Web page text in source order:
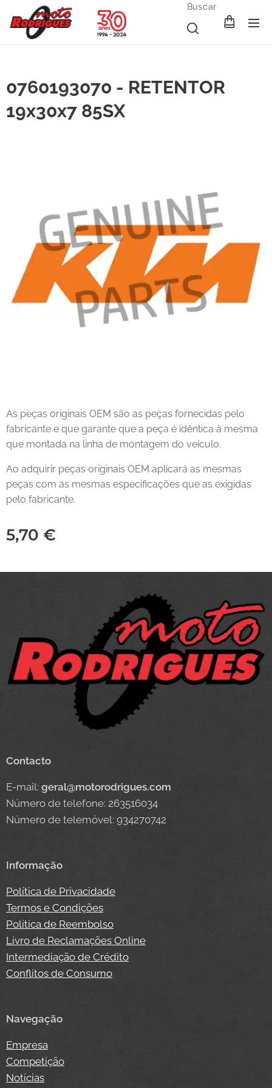
Buscar
0760193070 - RETENTOR
19x30x7 85SX
As peças originais OEM são as peças fornecidas pelo
fabricante e que garante que a peça é idêntica à mesma
que montada na linha de montagem do veículo.
Ao adquirir peças originais OEM aplicará as mesmas
peças com as mesmas especificações que as exigidas
pelo fabricante.
5,70 €
Contacto
E-mail: geral@motorodrigues.com
Número de telefone: 263516034
Número de telemóvel: 934270742
Informação
Política de Privacidade
Termos e Condições
Política de Reembolso
Livro de Reclamações Online
Intermediação de Crédito
Conflitos de Consumo
Navegação
Empresa
Competição
Notícias